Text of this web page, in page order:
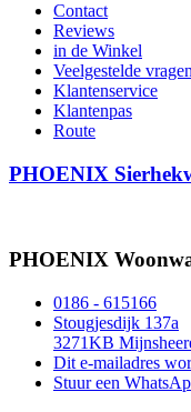
Contact
Reviews
in de Winkel
Veelgestelde vragen
Klantenservice
Klantenpas
Route
PHOENIX
PHOENIX
0186 - 615166
Stougjesdijk 137a
3271KB
Dit e-mailadres
Stuur een